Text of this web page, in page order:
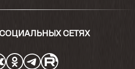
СОЦИАЛЬНЫХ СЕТЯХ